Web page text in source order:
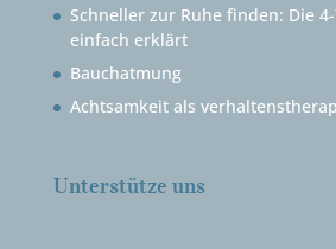
Schneller zur Ruhe finden: Die
einfach erklärt
Bauchatmung
Achtsamkeit als
Unterstütze uns